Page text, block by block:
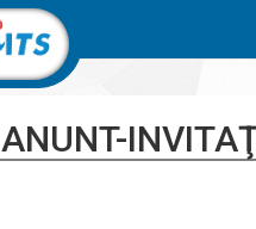
ANUNT-